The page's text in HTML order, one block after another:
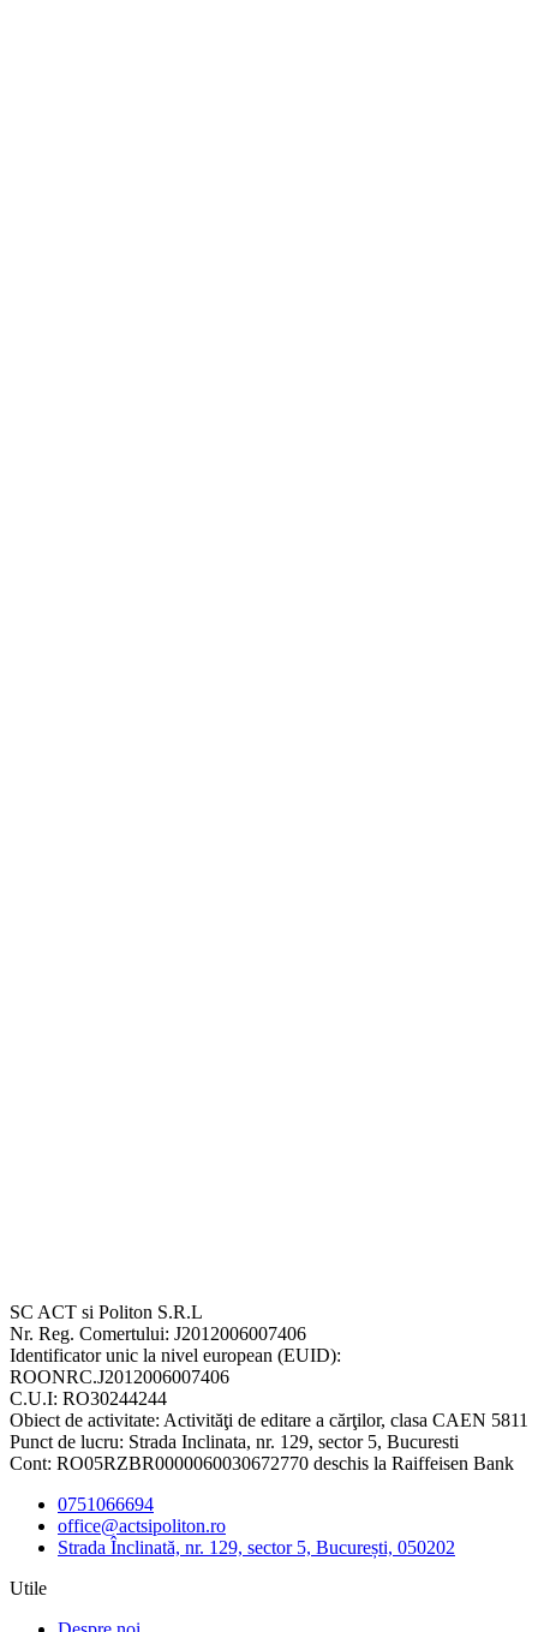
SC ACT si Politon S.R.L
Nr. Reg. Comertului: J2012006007406
Identificator unic la nivel european (EUID):
ROONRC.J2012006007406
C.U.I: RO30244244
Obiect de activitate: Activităţi de editare a cărţilor, clasa CAEN 5811
Punct de lucru: Strada Inclinata, nr. 129, sector 5, Bucuresti
Cont: RO05RZBR0000060030672770 deschis la Raiffeisen Bank
0751066694
office@actsipoliton.ro
Strada Înclinată, nr. 129, sector 5, București, 050202
Utile